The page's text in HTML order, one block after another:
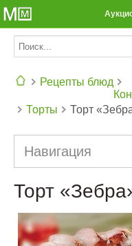
Рецепты блюд
Торты
Торт
Навигация
Торт